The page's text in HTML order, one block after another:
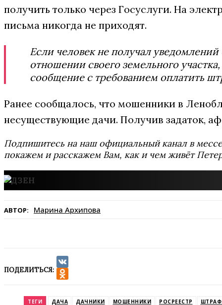
получить только через Госуслуги. На
письма никогда не приходят.
Если человек не получал
отношении своего земельного
сообщение с требованием оплатить
Ранее сообщалось, что мошенники в
несуществующие дачи. Получив задаток,
Подпишитесь на наш официальный канал в
покажем и расскажем Вам, как и чем живёт
АВТОР: Марина Архипова
ПОДЕЛИТЬСЯ:
VK
ТЕГИ ДАЧА ДАЧНИКИ МОШЕННИКИ РОСРЕЕСТР